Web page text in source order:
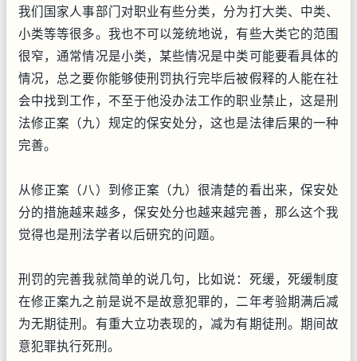
我们国家人事部门对职业有些分类，分为打大类、中类、
小类等等很多。我也不可以笼统地说，有些大类它的范围
很窄，通常情况是小类，某些情况是中类可能要看具体的
情况，总之要你能够使刑罚执行完毕后被假释的人能在社
会中找到工作，不至于他没办法工作的职业禁止，这是刑
法修正案（九）规定的保安处分，这也是法律后果的一种
完善。
从修正案（八）到修正案（九）很清楚的看出来，保安处
分的措施越来越多，保安处分也越来越完善，那么这个我
觉得也是刑法学者以后研究的问题。
刑罚的完善我就简单的说几句，比如说：死缓，死缓制度
在修正案九之前是说不是故意犯罪的，二年考验期满后减
为无期徒刑。有重大立功表现的，减为有期徒刑。期间故
意犯罪执行死刑。